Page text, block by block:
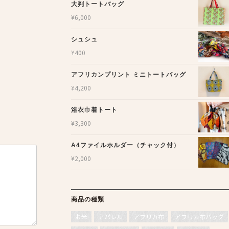
大判トートバッグ
¥6,000
シュシュ
¥400
アフリカンプリント ミニトートバッグ
¥4,200
浴衣巾着トート
¥3,300
A4ファイルホルダー（チャック付）
¥2,000
商品の種類
お米 アパレル アフリカ布
アフリカ布バッグ